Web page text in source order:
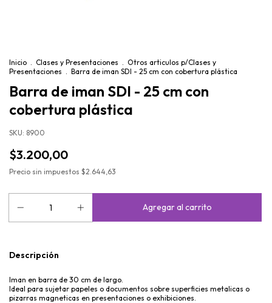
Inicio . Clases y Presentaciones . Otros articulos p/Clases y
Presentaciones . Barra de iman SDI - 25 cm con cobertura plástica
Barra de iman SDI - 25 cm con
cobertura plástica
SKU: 8900
$3.200,00
Precio sin impuestos $2.644,63
Descripción
Iman en barra de 30 cm de largo.
Ideal para sujetar papeles o documentos sobre superficies metalicas o
pizarras magneticas en presentaciones o exhibiciones.